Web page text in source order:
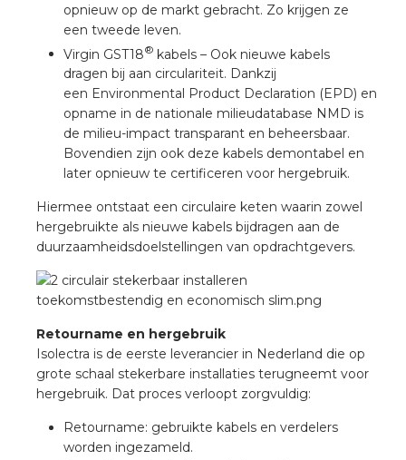
opnieuw op de markt gebracht. Zo krijgen ze
een tweede leven.
Virgin GST18® kabels – Ook nieuwe kabels
dragen bij aan circulariteit. Dankzij
een Environmental Product Declaration (EPD) en
opname in de nationale milieudatabase NMD is
de milieu-impact transparant en beheersbaar.
Bovendien zijn ook deze kabels demontabel en
later opnieuw te certificeren voor hergebruik.
Hiermee ontstaat een circulaire keten waarin zowel
hergebruikte als nieuwe kabels bijdragen aan de
duurzaamheidsdoelstellingen van opdrachtgevers.
Retourname en hergebruik
Isolectra is de eerste leverancier in Nederland die op
grote schaal stekerbare installaties terugneemt voor
hergebruik. Dat proces verloopt zorgvuldig:
Retourname: gebruikte kabels en verdelers
worden ingezameld.
waarde
groothandels